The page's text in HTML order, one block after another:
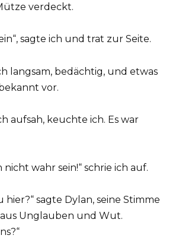
verdeckt.
sagte ich und trat zur Seite.
langsam, bedächtig, und etwas
vor.
aufsah, keuchte ich. Es war
nicht wahr sein!“ schrie ich auf.
hier?“ sagte Dylan, seine Stimme
Unglauben und Wut.